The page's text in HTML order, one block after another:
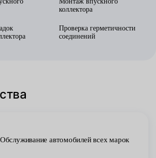
коллектора
Проверка герметичности
соединений
Обслуживание автомобилей всех марок